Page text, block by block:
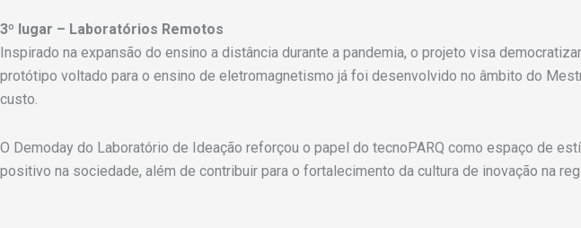
3º lugar – Laboratórios Remotos
Inspirado na expansão do ensino a distância durante a pandemia, o projeto visa
protótipo voltado para o ensino de eletromagnetismo já foi desenvolvido no âmbito do
custo.
O Demoday do Laboratório de Ideação reforçou o papel do tecnoPARQ como espaço de
positivo na sociedade, além de contribuir para o fortalecimento da cultura de inovação na